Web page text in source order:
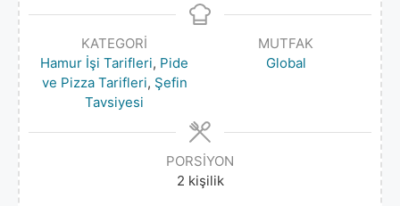
KATEGORI
Hamur İşi Tarifleri, Pide
ve Pizza Tarifleri, Şefin
Tavsiyesi
MUTFAK
Global
PORSIYON
2 kişilik